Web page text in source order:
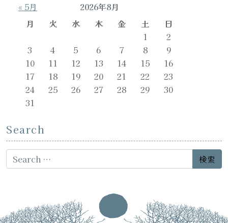
2026年8月
月
火 水 木 金 土
日
1
2
3
4 5 6 7 8
9
10
11 12 13 14 15
16
17
18 19 20 21 22
23
24
25 26 27 28 29
30
31
« 5月
Search
Search for: